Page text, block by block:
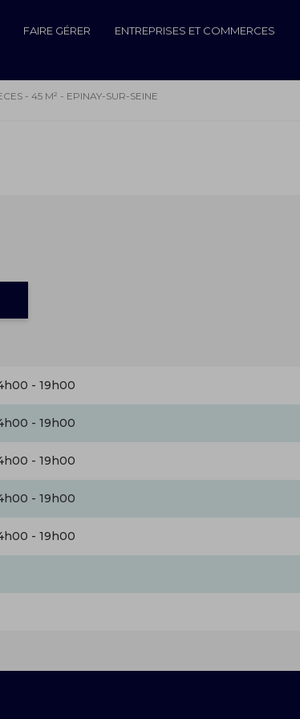
FAIRE GÉRER
ENTREPRISES ET COMMERCES
- 45 M² - EPINAY-SUR-SEINE
- 19h00
- 19h00
- 19h00
- 19h00
- 19h00